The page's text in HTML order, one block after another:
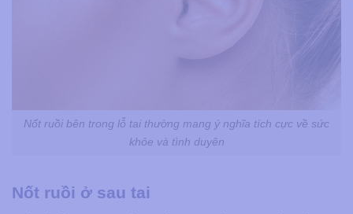
Nốt ruồi bên trong lỗ tai thường mang ý nghĩa tích cực về sức
khỏe và tình duyên
Nốt ruồi ở sau tai